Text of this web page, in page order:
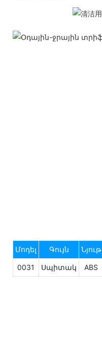
Մոդել Գույն Նյութ
0031 Սպիտակ ABS